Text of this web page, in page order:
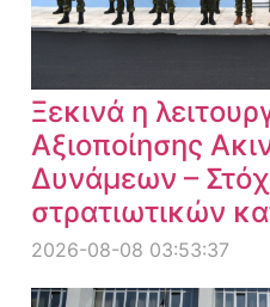
Ξεκινά η
Αξιοποίησης
Δυνάμεων –
στρατιωτικών
2026-08-08 03:53:37